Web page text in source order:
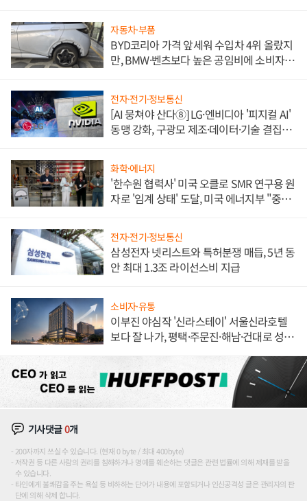
자동차·부품
BYD코리아 가격 앞세워 수입차 4위 올랐지
만, BMW·벤츠보다 높은 공임비에 소비자
전자·전기·정보통신
[AI 뭉쳐야 산다⑧] LG·엔비디아 '피지컬 AI'
동맹 강화, 구광모 제조·데이터·기술 결집
화학·에너지
'한수원 협력사' 미국 오클로 SMR 연구용 원
자로 '임계 상태' 도달, 미국 에너지부 "중요
전자·전기·정보통신
삼성전자 넷리스트와 특허분쟁 매듭, 5년 동
안 최대 1.3조 라이선스비 지급
소비자·유통
이부진 야심작 '신라스테이' 서울신라호텔
보다 잘 나가, 평택·주문진·해남·건대로 성
기사댓글0개
200자까지 쓰실 수 있습니다. (현재 0 byte / 최대 400byte)
저작권 등 다른 사람의 권리를 침해하거나 명예를 훼손하는 댓글은 관련 법률에 의해 제재를 받을
수 있습니다.
타인에게 불쾌감을 주는 욕설 등 비하하는 단어가 내용에 포함되거나 인신공격성 글은 관리자의 판
단에 의해 삭제 합니다.